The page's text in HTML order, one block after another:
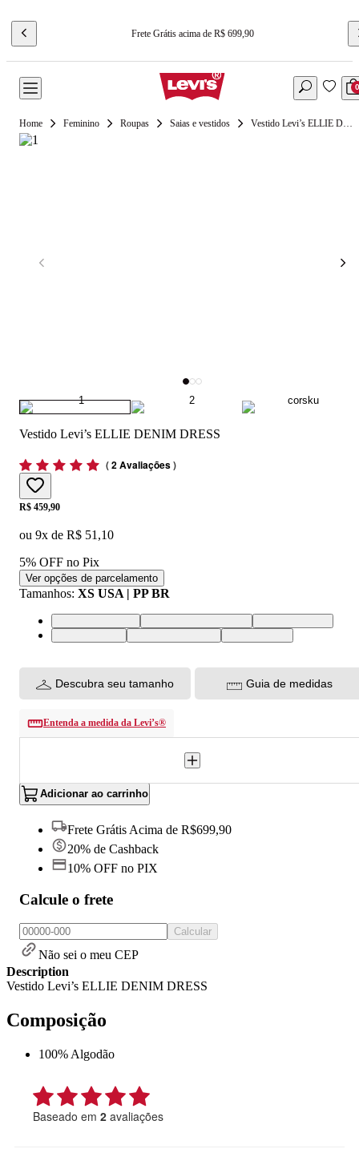
Frete Grátis acima de R$ 699,90
0
Feminino Roupas Saias e vestidos Vestido Levi’s ELLIE DENIM DRESS
Vestido Levi’s ELLIE DENIM DRESS
(2 Avaliações)
Price:
R$ 459,90
ou 9x de R$ 51,10
5% OFF no Pix
Ver opções de parcelamento
Tamanhos: XS USA | PP BR
XS USA | PP BRXXL USA | EGG BRM USA | M BR
L USA | G BRXL USA | GG BRS USA | P BR
Descubra seu tamanho Guia de medidas
Entenda a medida da Levi’s®
Adicionar ao carrinho
Frete Grátis Acima de R$699,90
20% de Cashback
10% OFF no PIX
Calcule o frete
Calcular
Não sei o meu CEP
Description
Vestido Levi’s ELLIE DENIM DRESS
Composição
100% Algodão
Baseado em 2 avaliações